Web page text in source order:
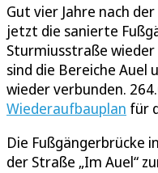
Gut vier Jahre nach
jetzt die sanierte
Sturmiusstraße
sind die Bereiche Auel
wieder verbunden.
Wiederaufbauplan für
Die Fußgängerbrücke
der Straße „Im Auel“